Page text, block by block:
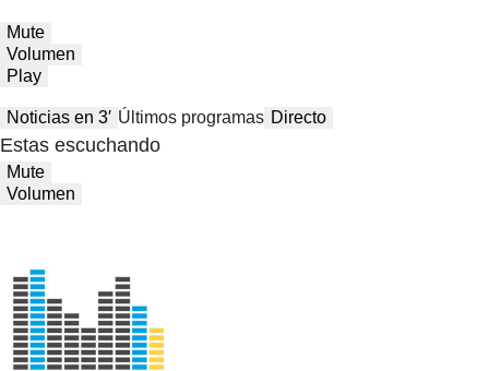
Mute
Volumen
Play
Noticias en 3′ Últimos programas Directo
Estas escuchando
Mute
Volumen